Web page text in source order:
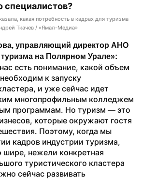
какая потребность в кадрах для туризма
Ткачев / «Ямал-Медиа»
управляющий директор АНО
на Полярном Урале»:
есть понимание, какой объем
к запуску
и уже сейчас идет
многопрофильным колледжем
программам. Но туризм — это
которые окружают гостя
Поэтому, когда мы
кадров индустрии туризма,
шире, нежели конкретная
туристического кластера
сейчас развивать